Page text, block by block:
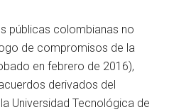
públicas colombianas no
de compromisos de la
en febrero de 2016),
derivados del
Universidad Tecnológica de